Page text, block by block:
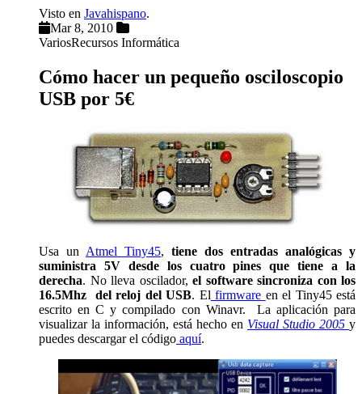
Visto en Javahispano.
Mar 8, 2010
VariosRecursos Informática
Cómo hacer un pequeño osciloscopio
USB por 5€
Usa un Atmel Tiny45, tiene dos entradas analógicas y
suministra 5V desde los cuatro pines que tiene a la
derecha. No lleva oscilador, el software sincroniza con los
16.5Mhz del reloj del USB. El firmware en el Tiny45 está
escrito en C y compilado con Winavr. La aplicación para
visualizar la información, está hecho en Visual Studio 2005 y
puedes descargar el código aquí.